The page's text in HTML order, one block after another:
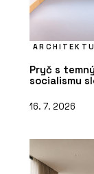
Pryč s
socialismu
16. 7. 2026